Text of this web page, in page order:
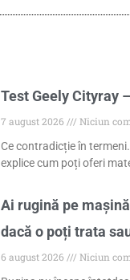
Test Geely Cityray
7 august 2026
Niciun
Ce contradicție în
explice cum poți oferi
Ai rugină pe
dacă o poți trata
6 august 2026
Niciun